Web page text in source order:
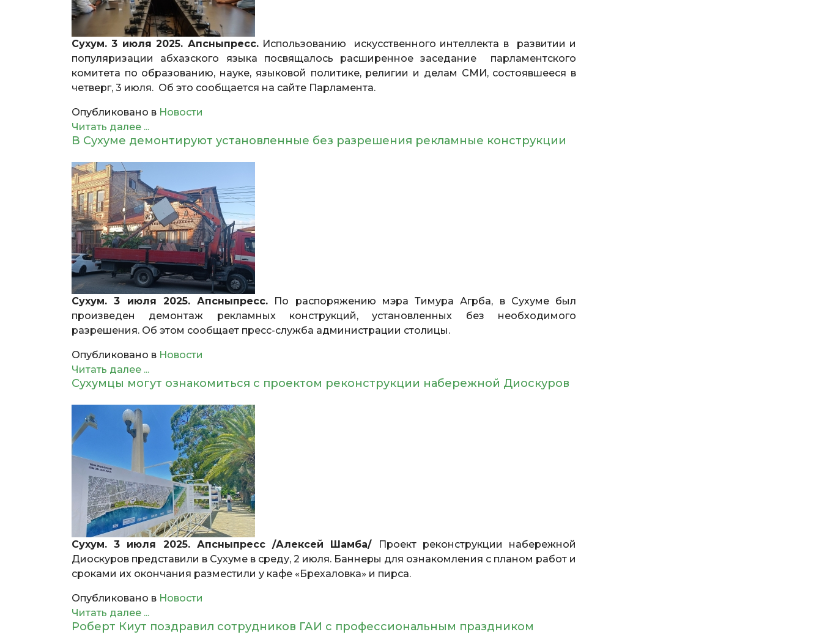
Сухум. 3 июля 2025. Апсныпресс.Использованию искусственного интеллекта в развитии и
популяризации абхазского языка посвящалось расширенное заседание парламентского
комитета по образованию, науке, языковой политике, религии и делам СМИ, состоявшееся в
четверг, 3 июля. Об это сообщается на сайте Парламента.
Опубликовано в Новости
Читать далее ...
В Сухуме демонтируют установленные без разрешения рекламные конструкции
Сухум. 3 июля 2025. Апсныпресс. По распоряжению мэра Тимура Агрба, в Сухуме был
произведен демонтаж рекламных конструкций, установленных без необходимого
разрешения. Об этом сообщает пресс-служба администрации столицы.
Опубликовано в Новости
Читать далее ...
Сухумцы могут ознакомиться с проектом реконструкции набережной Диоскуров
Сухум. 3 июля 2025. Апсныпресс /Алексей Шамба/
Проект реконструкции набережной
Диоскуров представили в Сухуме в среду, 2 июля. Баннеры для ознакомления с планом работ и
сроками их окончания разместили у кафе «Брехаловка» и пирса.
Опубликовано в Новости
Читать далее ...
Роберт Киут поздравил сотрудников ГАИ с профессиональным праздником